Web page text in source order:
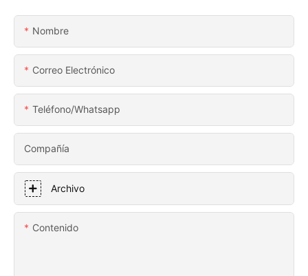
Nombre
Correo Electrónico
Teléfono/whatsapp
Compañía
Archivo
Contenido